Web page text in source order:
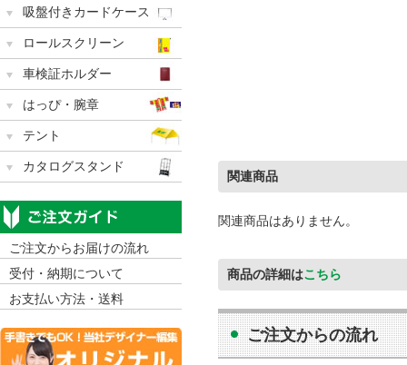
関連商品
関連商品はありません。
商品の詳細はこちら
ご注文からの流れ
吸盤付きカードケース
ロールスクリーン
車検証ホルダー
はっぴ・腕章
テント
カタログスタンド
ご注文からお届けの流れ
受付・納期について
お支払い方法・送料